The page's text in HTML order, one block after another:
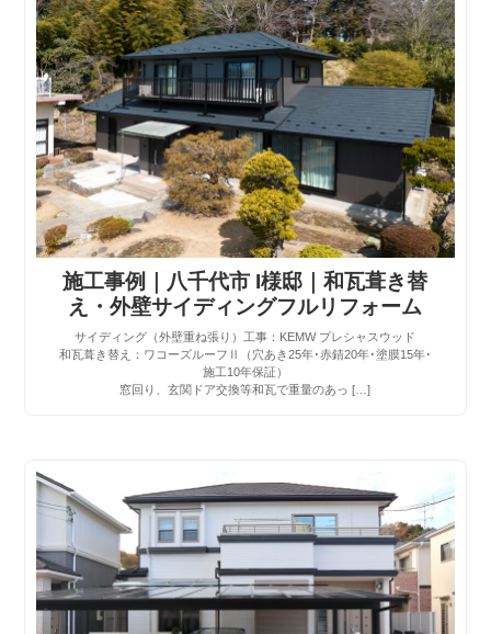
施工事例｜八千代市 I様邸｜和瓦葺き替
え・外壁サイディングフルリフォーム
サイディング（外壁重ね張り）工事：KEMW プレシャスウッド
和瓦葺き替え：ワコーズルーフⅡ（穴あき25年･赤錆20年･塗膜15年･
施工10年保証）
窓回り、玄関ドア交換等和瓦で重量のあっ […]